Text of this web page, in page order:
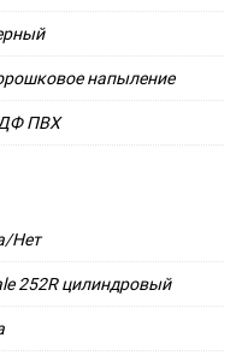
напыление
ПВХ
Нет
252R цилиндровый